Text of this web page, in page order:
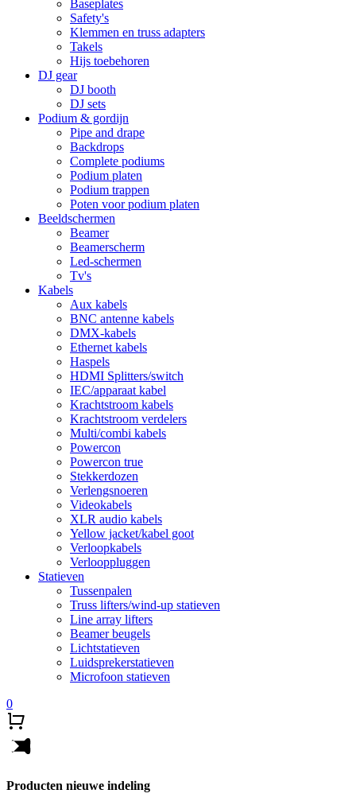
Baseplates
Safety's
Klemmen en truss adapters
Takels
Hijs toebehoren
DJ gear
DJ booth
DJ sets
Podium & gordijn
Pipe and drape
Backdrops
Complete podiums
Podium platen
Podium trappen
Poten voor podium platen
Beeldschermen
Beamer
Beamerscherm
Led-schermen
Tv's
Kabels
Aux kabels
BNC antenne kabels
DMX-kabels
Ethernet kabels
Haspels
HDMI Splitters/switch
IEC/apparaat kabel
Krachtstroom kabels
Krachtstroom verdelers
Multi/combi kabels
Powercon
Powercon true
Stekkerdozen
Verlengsnoeren
Videokabels
XLR audio kabels
Yellow jacket/kabel goot
Verloopkabels
Verlooppluggen
Statieven
Tussenpalen
Truss lifters/wind-up statieven
Line array lifters
Beamer beugels
Lichtstatieven
Luidsprekerstatieven
Microfoon statieven
0
Producten nieuwe indeling